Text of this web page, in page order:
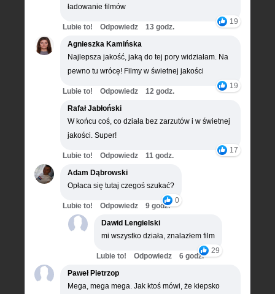
ładowanie filmów
19
Lubie to! Odpowiedz
13 godz.
Agnieszka Kamińska
Najlepsza jakość, jaką do tej pory widziałam. Na
pewno tu wrócę! Filmy w świetnej jakości
19
Lubie to! Odpowiedz
12 godz.
Rafał Jabłoński
W końcu coś, co działa bez zarzutów i w świetnej
jakości. Super!
17
Lubie to! Odpowiedz
11 godz.
Adam Dąbrowski
Opłaca się tutaj czegoś szukać?
0
Lubie to! Odpowiedz
9 godz.
Dawid Lengielski
mi wszystko działa, znalazłem film
29
Lubie to! Odpowiedz
6 godz.
Paweł Pietrzop
Mega, mega mega. Jak ktoś mówi, że kiepsko